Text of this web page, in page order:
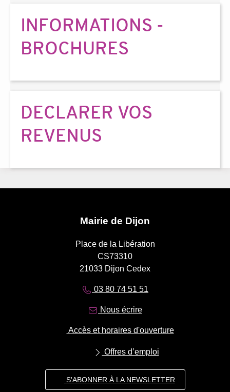
INFORMATIONS -
BROCHURES
DECLARER VOS
REVENUS
Mairie de Dijon
Place de la Libération
CS73310
21033 Dijon Cedex
03 80 74 51 51
Nous écrire
Accès et horaires d'ouverture
Offres d’emploi
S'ABONNER À LA NEWSLETTER